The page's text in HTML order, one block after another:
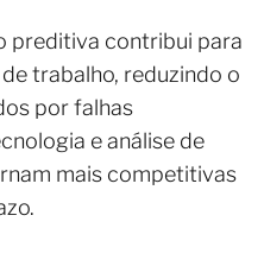
preditiva contribui para
trabalho, reduzindo o
por falhas
e análise de
mais competitivas